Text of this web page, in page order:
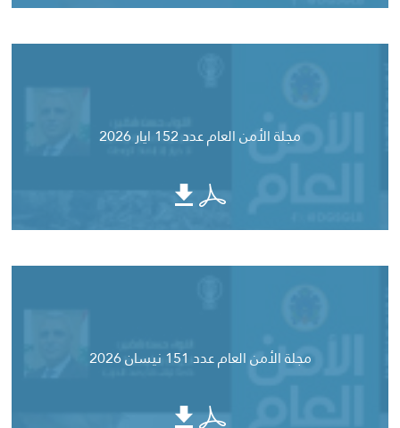
مجلة الأمن العام عدد 152 ايار 2026
مجلة الأمن العام عدد 151 نيسان 2026